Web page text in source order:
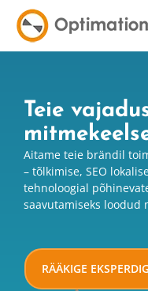
Teie
Aitame teie brändil
– tõlkimise, SEO
tehnoloogial
saavutamiseks loodud
RÄÄKIGE